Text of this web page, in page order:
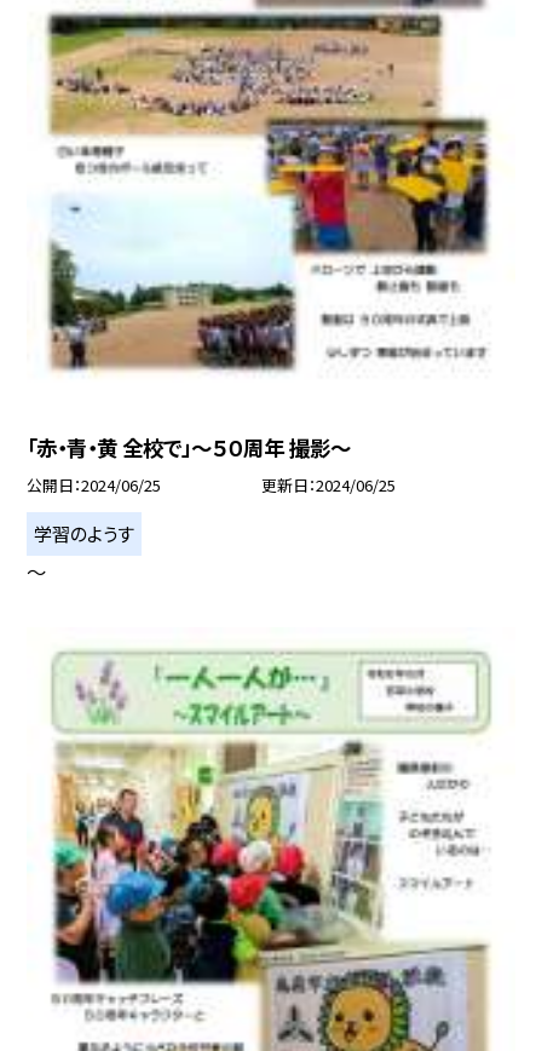
「赤・青・黄 全校で」〜５０周年 撮影〜
公開日 2024/06/25 更新日 2024/06/25
学習のようす
〜